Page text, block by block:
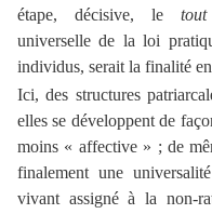
étape, décisive, le
universelle de la loi
individus, serait la finalité
Ici, des structures
elles se développent de
moins « affective » ; de
finalement une
vivant assigné à la non-